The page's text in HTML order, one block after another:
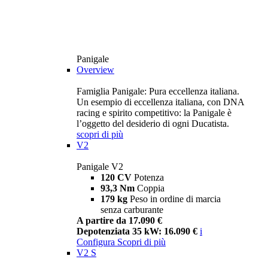
Panigale
Overview
Famiglia Panigale: Pura eccellenza italiana.
Un esempio di eccellenza italiana, con DNA
racing e spirito competitivo: la Panigale è
l’oggetto del desiderio di ogni Ducatista.
scopri di più
V2
Panigale V2
120 CV Potenza
93,3 Nm Coppia
179 kg Peso in ordine di marcia
senza carburante
A partire da 17.090 €
Depotenziata 35 kW: 16.090 € i
Configura Scopri di più
V2 S